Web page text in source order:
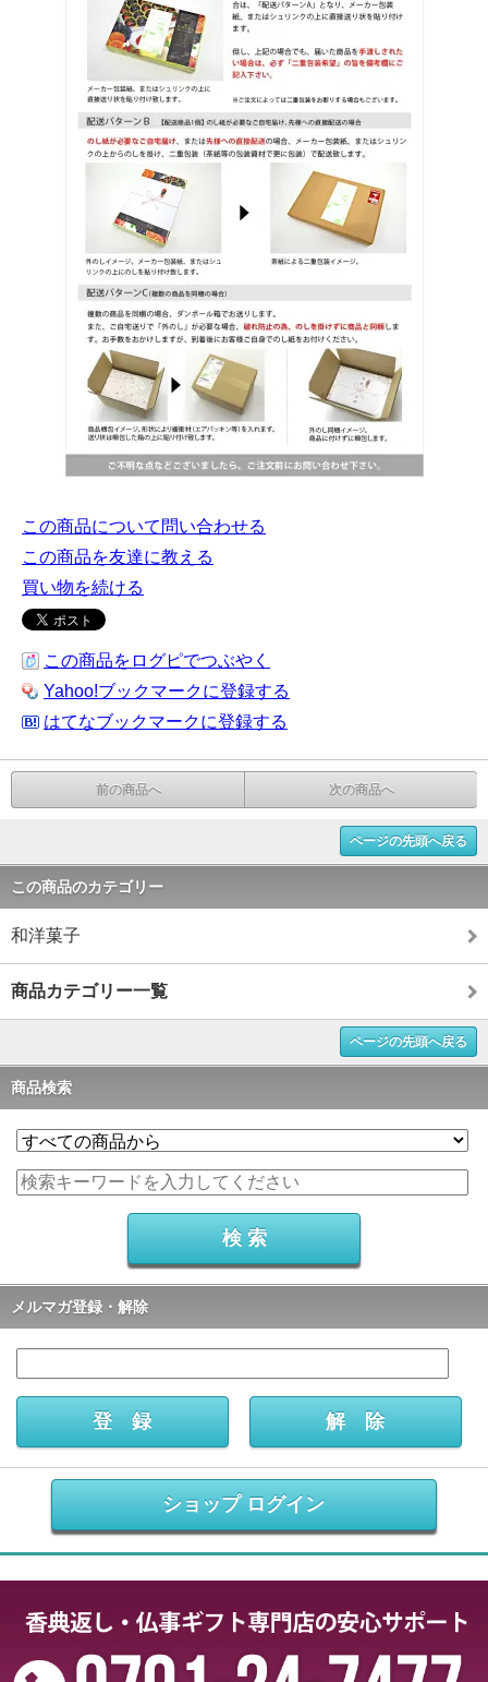
この商品について問い合わせる
この商品を友達に教える
買い物を続ける
この商品をログピでつぶやく
Yahoo!ブックマークに登録する
はてなブックマークに登録する
前の商品へ 次の商品へ
ページの先頭へ戻る
この商品のカテゴリー
和洋菓子
商品カテゴリー一覧
ページの先頭へ戻る
商品検索
メルマガ登録・解除
ショップ ログイン